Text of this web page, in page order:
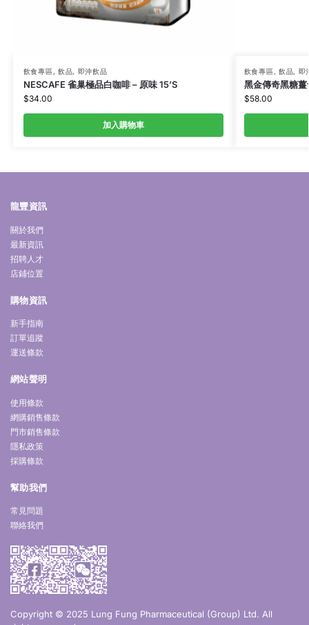
飲食專區, 飲品, 即沖飲品
NESCAFE 雀巢極品白咖啡 – 原味 15’S
$34.00
加入購物車
飲食專區, 飲品, 即
黑金傳奇黑糖
$58.00
龍豐資訊
關於我們
最新資訊
招聘人才
店鋪位置
購物資訊
新手指南
訂單追蹤
運送條款
網站聲明
使用條款
網購銷售條款
門市銷售條款
隱私政策
採購條款
幫助我們
常見問題
聯絡我們
Copyright © 2025 Lung Fung Pharmaceutical (Group) Ltd. All